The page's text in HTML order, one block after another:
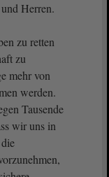
Herren.
zu retten
zu
mehr von
werden.
Tausende
wir uns in